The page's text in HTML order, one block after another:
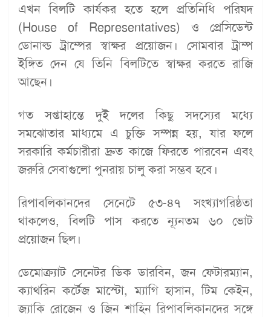
এখন বিলটি কার্যকর হতে হলে প্রতিনিধি পরিষদ
(House of Representatives) ও প্রেসিডেন্ট
ডোনাল্ড ট্রাম্পের স্বাক্ষর প্রয়োজন। সোমবার ট্রাম্প
ইঙ্গিত দেন যে তিনি বিলটিতে স্বাক্ষর করতে রাজি
আছেন।
গত সপ্তাহান্তে দুই দলের কিছু সদস্যের মধ্যে
সমঝোতার মাধ্যমে এ চুক্তি সম্পন্ন হয়, যার ফলে
সরকারি কর্মচারীরা দ্রুত কাজে ফিরতে পারবেন এবং
জরুরি সেবাগুলো পুনরায় চালু করা সম্ভব হবে।
রিপাবলিকানদের সেনেটে ৫৩-৪৭ সংখ্যাগরিষ্ঠতা
থাকলেও, বিলটি পাস করতে ন্যূনতম ৬০ ভোট
প্রয়োজন ছিল।
ডেমোক্র্যাট সেনেটর ডিক ডারবিন, জন ফেটারম্যান,
ক্যাথরিন কর্টেজ মাস্টো, ম্যাগি হাসান, টিম কেইন,
জ্যাকি রোজেন ও জিন শাহিন রিপাবলিকানদের সঙ্গে